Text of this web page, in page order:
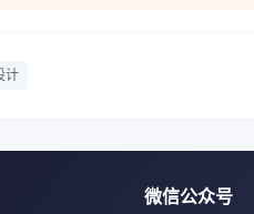
盘等。主轴采用却卧却
4级叶1主轴;2闭式叶轮;3平衡
计
微信公众号